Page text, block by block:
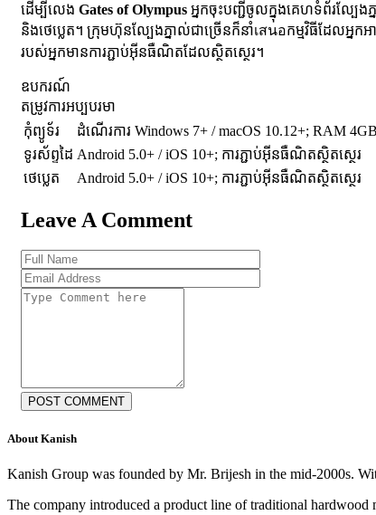
ដើម្បីលេង Gates of Olympus អ្នកចុះបញ្ជីចូលក្នុងគេហទំព័រល្បែង
និងថេប្លេត។ ក្រុមហ៊ុនល្បែងភ្នាល់ជាច្រើនក៏នាំเสนอកម្មវិធីដែលអ្
របស់អ្នកមានការភ្ជាប់អ៊ីនធឺណិតដែលស្ថិតស្ថេរ។
ឧបករណ៍
តម្រូវការអប្បបរមា
កុំព្យូទ័រ
ដំណើរការ Windows 7+ / macOS 10.12+; RAM
ទូរស័ព្ទដៃ Android 5.0+ / iOS 10+; ការភ្ជាប់អ៊ីនធឺណិតស្ថិតស្ថេរ
ថេប្លេត
Android 5.0+ / iOS 10+; ការភ្ជាប់អ៊ីនធឺណិតស្ថិតស្ថេរ
Leave A Comment
POST COMMENT
About Kanish
Kanish Group was founded by Mr. Brijesh in the mid-2000s.
The company introduced a product line of traditional